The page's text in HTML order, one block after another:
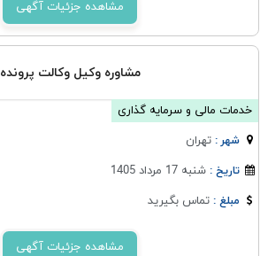
مشاهده جزئیات آگهی
مشاوره وکیل وکالت پرونده
خدمات مالی و سرمایه گذاری
شهر :تهران
تاریخ :شنبه 17 مرداد 1405
مبلغ :تماس بگیرید
مشاهده جزئیات آگهی